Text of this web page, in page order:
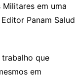
em uma
Panam Salud
que
em